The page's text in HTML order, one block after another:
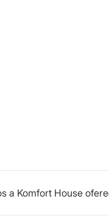
a Komfort House